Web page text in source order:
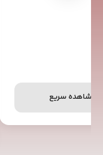
خرید
مشاهده سریع